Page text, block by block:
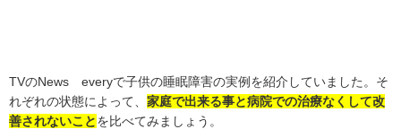
TVのNews everyで子供の睡眠障害の実例を紹介していました。そ
れぞれの状態によって、 家庭で出来る事と病院での治療なくして改
善されないことを比べてみましょう。